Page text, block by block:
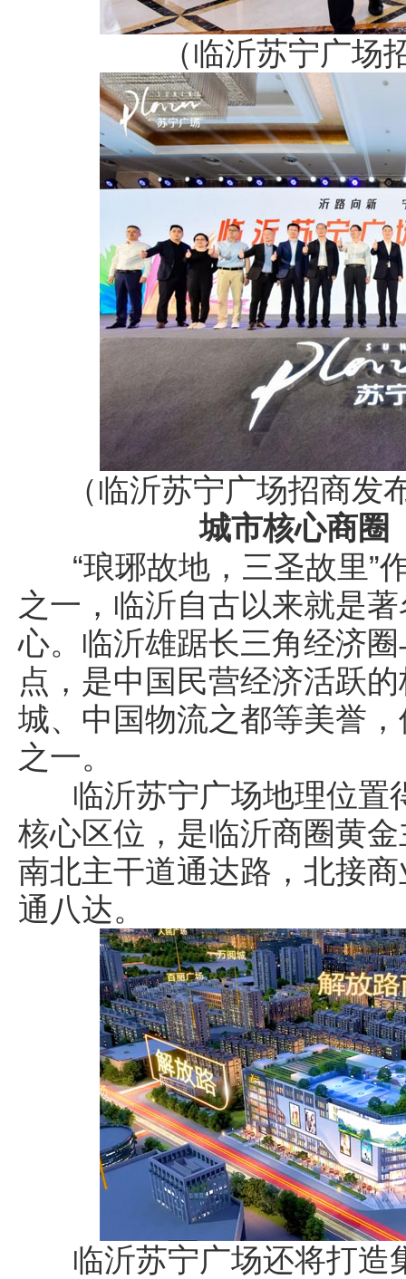
（临沂苏宁广场
（临沂苏宁广场招商
城市核心商圈
“琅琊故地，三圣故里”
之一，临沂自古以来就是
心。临沂雄踞长三角经济
点，是中国民营经济活跃
城、中国物流之都等美誉
之一。
临沂苏宁广场地理位置
核心区位，是临沂商圈黄
南北主干道通达路，北接
通八达。
临沂苏宁广场还将打造